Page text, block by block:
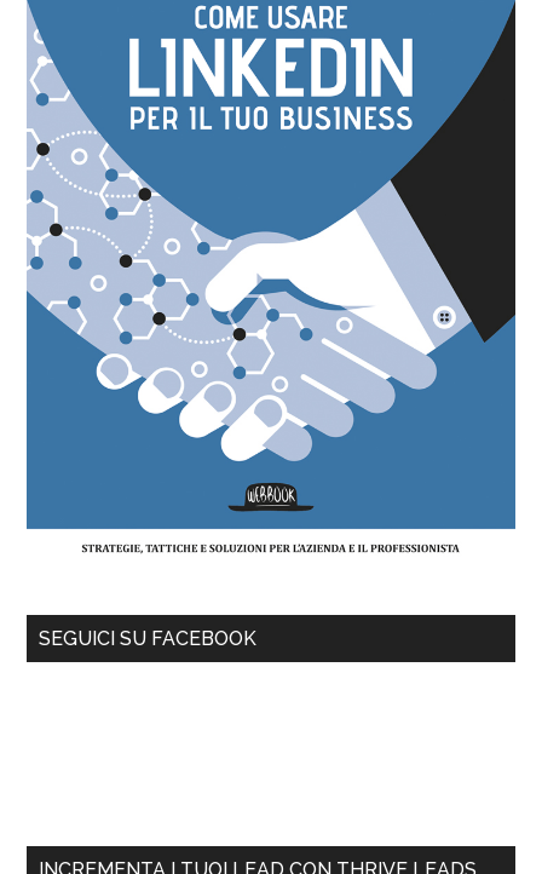
SEGUICI SU FACEBOOK